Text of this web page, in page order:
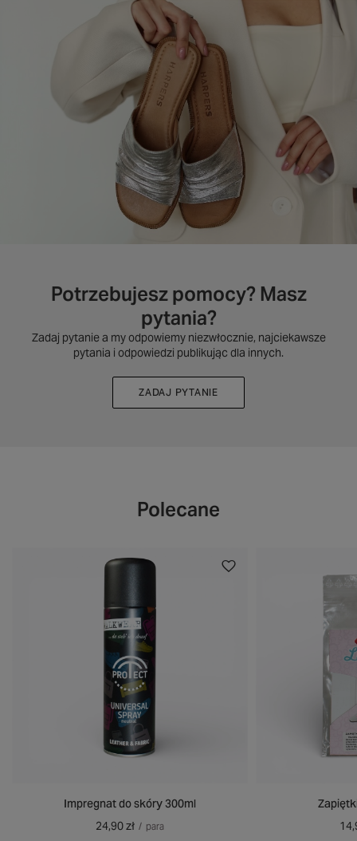
Potrzebujesz pomocy? Masz
pytania?
Zadaj pytanie a my odpowiemy niezwłocznie, najciekawsze
pytania i odpowiedzi publikując dla innych.
ZADAJ PYTANIE
Polecane
Impregnat do skóry 300ml
24,90 zł / para